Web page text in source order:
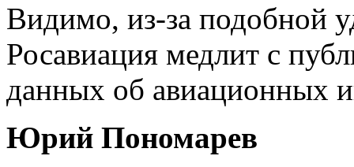
Видимо, из-за подобной
Росавиация медлит с
данных об авиационных
Юрий Пономарев